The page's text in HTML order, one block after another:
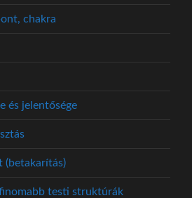
chakra
és jelentősége
(betakarítás)
finomabb testi struktúrák